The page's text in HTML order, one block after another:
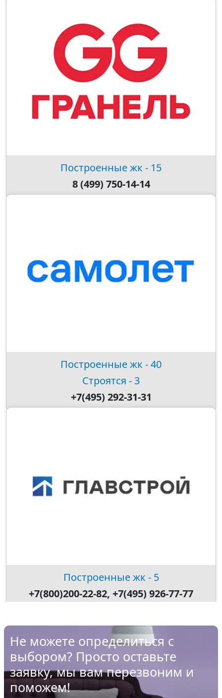
Построенные жк - 15
8 (499) 750-14-14
Построенные жк - 40
Строятся - 3
+7(495) 292-31-31
Построенные жк - 5
+7(800)200-22-82, +7(495) 926-77-77
Не можете определиться с
выбором? Просто оставьте
заявку, мы вам перезвоним и
поможем!